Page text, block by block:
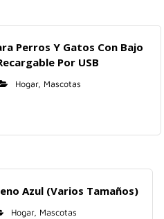
Perros Y Gatos Con Bajo
Por USB
Hogar, Mascotas
Azul (Varios Tamaños)
Hogar, Mascotas